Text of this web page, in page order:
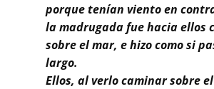
porque tenían viento en
la madrugada fue hacia ellos
sobre el mar, e hizo como si
largo.
Ellos, al verlo caminar sobre